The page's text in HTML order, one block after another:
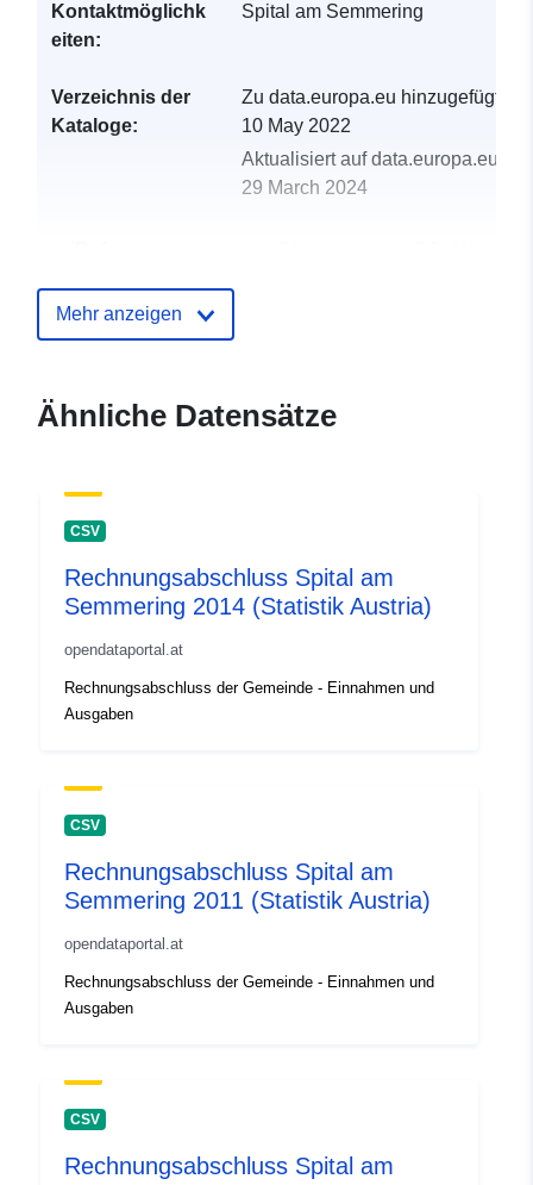
Kontaktmöglichk
eiten:
Spital am Semmering
Verzeichnis der
Kataloge:
Zu data.europa.eu hinzugefügt:
10 May 2022
Aktualisiert auf data.europa.eu:
29 March 2024
Mehr anzeigen
Ähnliche Datensätze
CSV
Rechnungsabschluss Spital am
Semmering 2014 (Statistik Austria)
opendataportal.at
Rechnungsabschluss der Gemeinde - Einnahmen und
Ausgaben
CSV
Rechnungsabschluss Spital am
Semmering 2011 (Statistik Austria)
opendataportal.at
Rechnungsabschluss der Gemeinde - Einnahmen und
Ausgaben
CSV
Rechnungsabschluss Spital am